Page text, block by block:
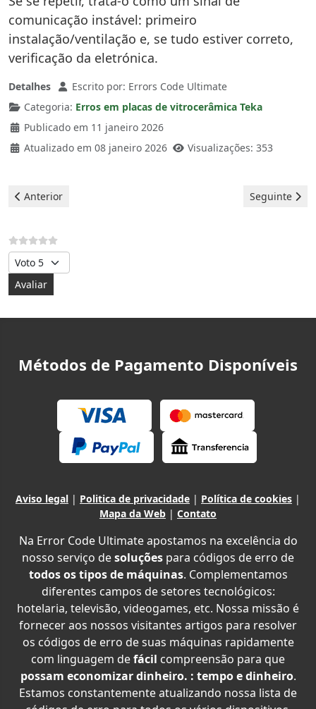
comunicação instável: primeiro
instalação/ventilação e, se tudo estiver correto,
verificação da eletrónica.
Detalhes Escrito por: Errors Code Ultimate
Categoria: Erros em placas de vitrocerâmica Teka
Publicado em 11 janeiro 2026
Atualizado em 08 janeiro 2026
Visualizações: 353
Artigo anterior: Placa vitrocerâmica Teka - Erro E3
Anterior Artigo
Seguinte
Avalie, por favor
Métodos de Pagamento Disponíveis
Aviso legal | Politica de privacidade | Política de cookies |
Mapa da Web | Contato
Na Error Code Ultimate apostamos na excelência do
nosso serviço desoluções para códigos de erro de
todos os tipos de máquinas. Complementamos
diferentes campos de setores tecnológicos:
hotelaria, televisão, videogames, etc. Nossa missão é
fornecer aos nossos visitantes artigos para resolver
os códigos de erro de suas máquinas rapidamente
com linguagem defácil compreensão para que
possam economizar dinheiro. : tempo e dinheiro.
Estamos constantemente atualizando nossa lista de